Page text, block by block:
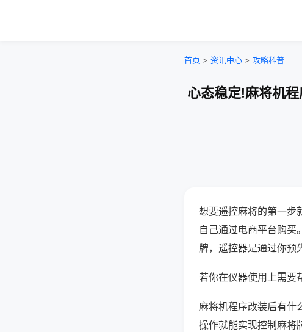
首页 > 资讯中心 > 攻略科普
心态稳定!麻将机
想要遥控麻将的第一步
自己通过电商平台购买
牌，遥控器是通过你预
若你在仪器使用上需要
麻将机程序改装后有什
操作就能实现控制麻将